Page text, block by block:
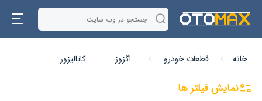
خانه قطعات خودرو اگزوز کاتالیزور
نمایش فیلتر ها